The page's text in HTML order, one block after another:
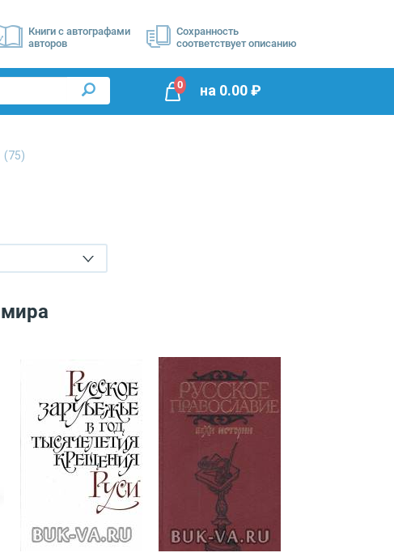
Книги с автографами
авторов
Сохранность
соответствует описанию
0 на 0.00₽
(75)